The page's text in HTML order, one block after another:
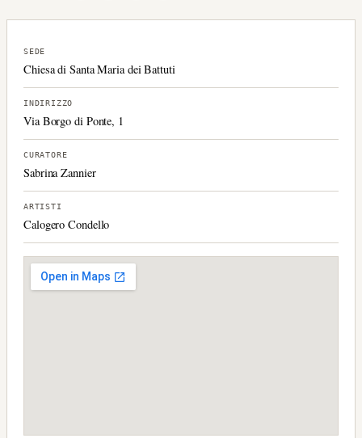
SEDE
Chiesa di Santa Maria dei Battuti
INDIRIZZO
Via Borgo di Ponte, 1
CURATORE
Sabrina Zannier
ARTISTI
Calogero Condello